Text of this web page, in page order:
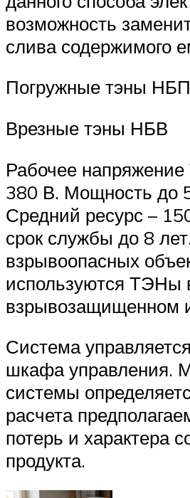
возможность
слива содержимого
Погружные тэны НБП
Врезные тэны НБВ
Рабочее
380 В. Мощность до
Средний ресурс –
срок службы до 8
взрывоопасных
используются ТЭНы
взрывозащищенном
Система
шкафа управления.
системы
расчета
потерь и характера
продукта.